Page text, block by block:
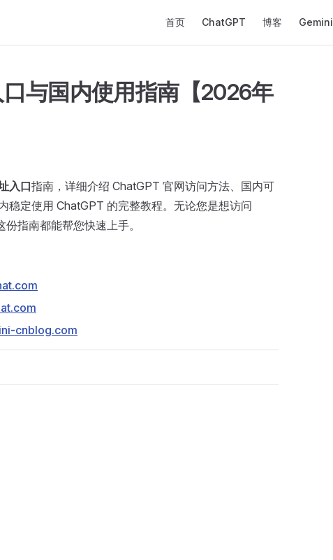
首页 ChatGPT 博客 Gemini
与国内使用指南【2026年
入口指南，详细介绍 ChatGPT 官网访问方法、国内可
稳定使用 ChatGPT 的完整教程。无论您是想访问
指南都能帮您快速上手。
cnblog.com